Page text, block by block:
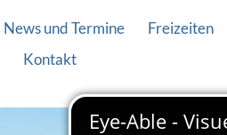
News und Termine
Freizeiten
Kontakt